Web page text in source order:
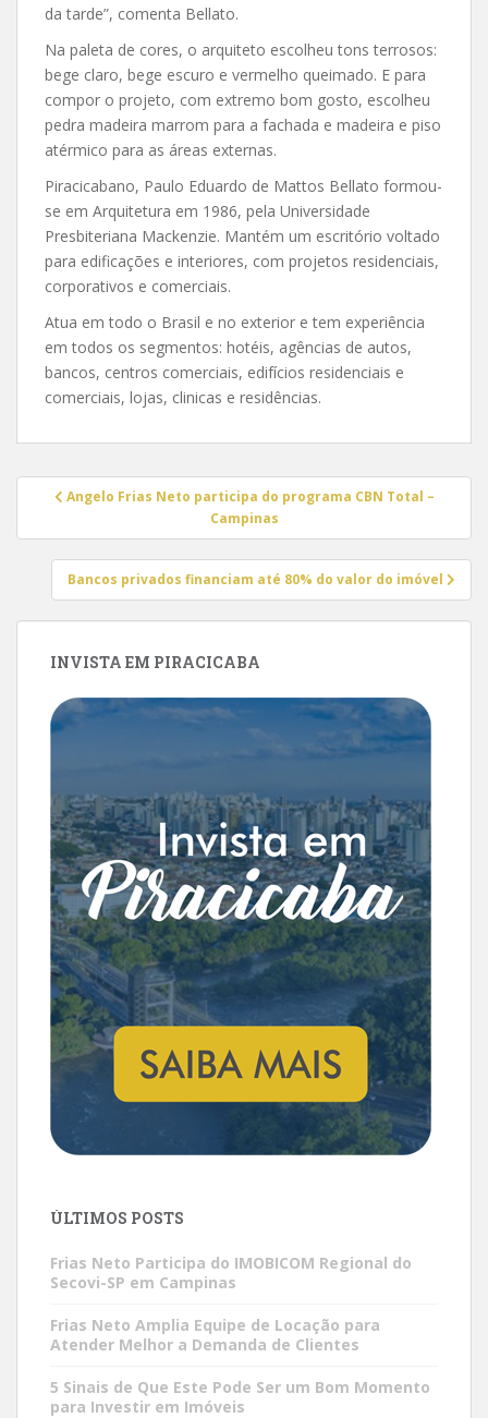
da tarde”, comenta Bellato.
Na paleta de cores, o arquiteto escolheu tons terrosos:
bege claro, bege escuro e vermelho queimado. E para
compor o projeto, com extremo bom gosto, escolheu
pedra madeira marrom para a fachada e madeira e piso
atérmico para as áreas externas.
Piracicabano, Paulo Eduardo de Mattos Bellato formou-
se em Arquitetura em 1986, pela Universidade
Presbiteriana Mackenzie. Mantém um escritório voltado
para edificações e interiores, com projetos residenciais,
corporativos e comerciais.
Atua em todo o Brasil e no exterior e tem experiência
em todos os segmentos: hotéis, agências de autos,
bancos, centros comerciais, edifícios residenciais e
comerciais, lojas, clinicas e residências.
Navegação
Post
Angelo Frias Neto participa do programa CBN Total –
Campinas
Bancos privados financiam até 80% do valor do imóvel
INVISTA EM PIRACICABA
ÚLTIMOS POSTS
Frias Neto Participa do IMOBICOM Regional do
Secovi-SP em Campinas
Frias Neto Amplia Equipe de Locação para
Atender Melhor a Demanda de Clientes
5 Sinais de Que Este Pode Ser um Bom Momento
para Investir em Imóveis